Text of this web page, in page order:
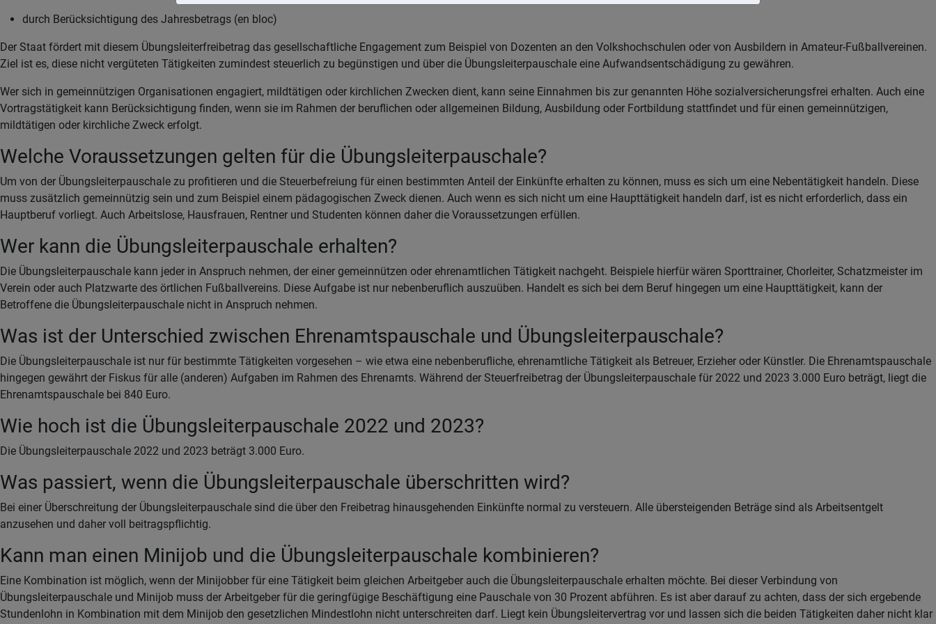
durch Berücksichtigung des Jahresbetrags (en bloc)
Der Staat fördert mit diesem Übungsleiterfreibetrag das gesellschaftliche Engagement zum Beispiel von Dozenten an den Volkshochschulen oder von Ausbildern in Amateur-Fußballvereinen.
Ziel ist es, diese nicht vergüteten Tätigkeiten zumindest steuerlich zu begünstigen und über die Übungsleiterpauschale eine Aufwandsentschädigung zu gewähren.
Wer sich in gemeinnützigen Organisationen engagiert, mildtätigen oder kirchlichen Zwecken dient, kann seine Einnahmen bis zur genannten Höhe sozialversicherungsfrei erhalten. Auch eine
Vortragstätigkeit kann Berücksichtigung finden, wenn sie im Rahmen der beruflichen oder allgemeinen Bildung, Ausbildung oder Fortbildung stattfindet und für einen gemeinnützigen,
mildtätigen oder kirchliche Zweck erfolgt.
Welche Voraussetzungen gelten für die Übungsleiterpauschale?
Um von der Übungsleiterpauschale zu profitieren und die Steuerbefreiung für einen bestimmten Anteil der Einkünfte erhalten zu können, muss es sich um eine Nebentätigkeit handeln. Diese
muss zusätzlich gemeinnützig sein und zum Beispiel einem pädagogischen Zweck dienen. Auch wenn es sich nicht um eine Haupttätigkeit handeln darf, ist es nicht erforderlich, dass ein
Hauptberuf vorliegt. Auch Arbeitslose, Hausfrauen, Rentner und Studenten können daher die Voraussetzungen erfüllen.
Wer kann die Übungsleiterpauschale erhalten?
Die Übungsleiterpauschale kann jeder in Anspruch nehmen, der einer gemeinnützen oder ehrenamtlichen Tätigkeit nachgeht. Beispiele hierfür wären Sporttrainer, Chorleiter, Schatzmeister im
Verein oder auch Platzwarte des örtlichen Fußballvereins. Diese Aufgabe ist nur nebenberuflich auszuüben. Handelt es sich bei dem Beruf hingegen um eine Haupttätigkeit, kann der
Betroffene die Übungsleiterpauschale nicht in Anspruch nehmen.
Was ist der Unterschied zwischen Ehrenamtspauschale und Übungsleiterpauschale?
Die Übungsleiterpauschale ist nur für bestimmte Tätigkeiten vorgesehen – wie etwa eine nebenberufliche, ehrenamtliche Tätigkeit als Betreuer, Erzieher oder Künstler. Die Ehrenamtspauschale
hingegen gewährt der Fiskus für alle (anderen) Aufgaben im Rahmen des Ehrenamts. Während der Steuerfreibetrag der Übungsleiterpauschale für 2022 und 2023 3.000 Euro beträgt, liegt die
Ehrenamtspauschale bei 840 Euro.
Wie hoch ist die Übungsleiterpauschale 2022 und 2023?
Die Übungsleiterpauschale 2022 und 2023 beträgt 3.000 Euro.
Was passiert, wenn die Übungsleiterpauschale überschritten wird?
Bei einer Überschreitung der Übungsleiterpauschale sind die über den Freibetrag hinausgehenden Einkünfte normal zu versteuern. Alle übersteigenden Beträge sind als Arbeitsentgelt
anzusehen und daher voll beitragspflichtig.
Kann man einen Minijob und die Übungsleiterpauschale kombinieren?
Eine Kombination ist möglich, wenn der Minijobber für eine Tätigkeit beim gleichen Arbeitgeber auch die Übungsleiterpauschale erhalten möchte. Bei dieser Verbindung von
Übungsleiterpauschale und Minijob muss der Arbeitgeber für die geringfügige Beschäftigung eine Pauschale von 30 Prozent abführen. Es ist aber darauf zu achten, dass der sich ergebende
Stundenlohn in Kombination mit dem Minijob den gesetzlichen Mindestlohn nicht unterschreiten darf. Liegt kein Übungsleitervertrag vor und lassen sich die beiden Tätigkeiten daher nicht klar